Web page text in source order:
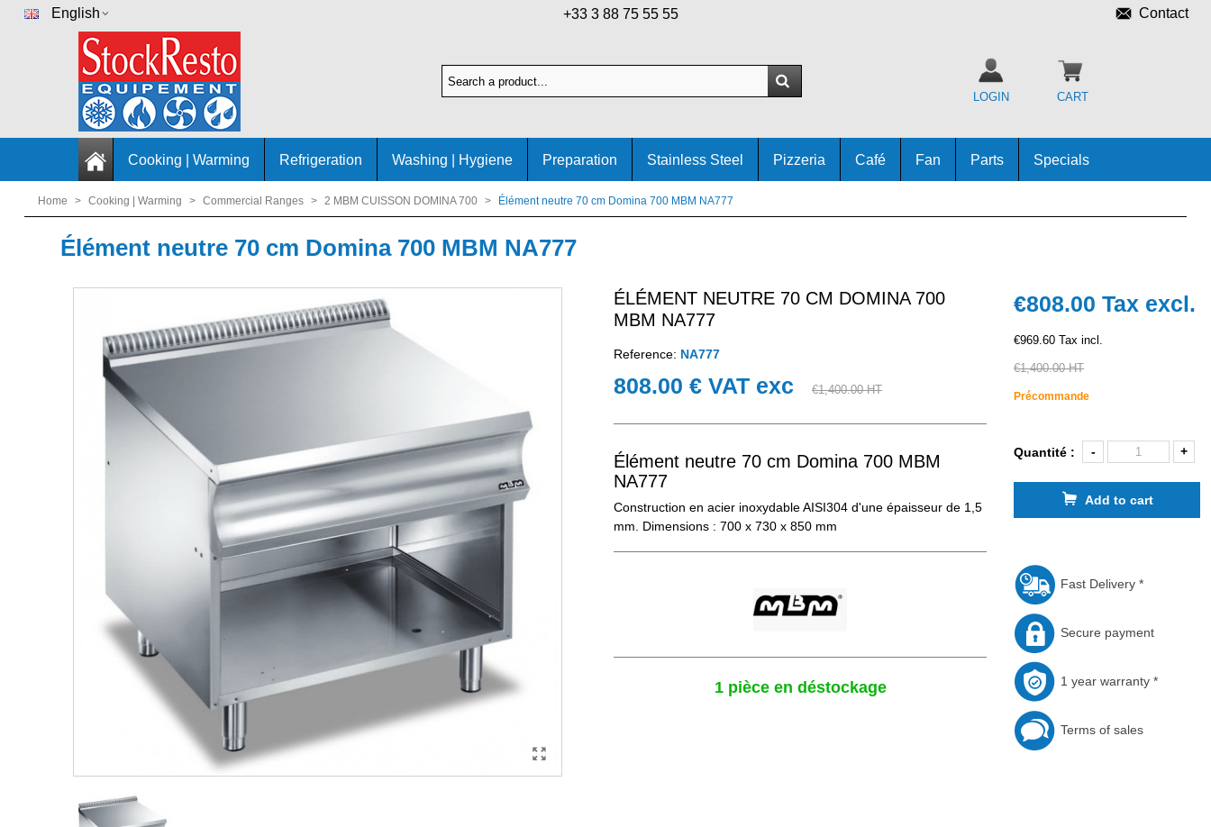
English +33 3 88 75 55 55 Contact
LOGIN CART
Cooking | Warming Refrigeration Washing | Hygiene Preparation Stainless Steel Pizzeria Café Fan Parts Specials
Home > Cooking | Warming > Commercial Ranges > 2 MBM CUISSON DOMINA 700 > Élément neutre 70 cm Domina 700 MBM NA777
Élément neutre 70 cm Domina 700 MBM NA777
ÉLÉMENT NEUTRE 70 CM DOMINA 700
MBM NA777
Reference: NA777
808.00 € VAT exc €1,400.00 HT
Élément neutre 70 cm Domina 700 MBM
NA777
Construction en acier inoxydable AISI304 d'une épaisseur de 1,5
mm. Dimensions : 700 x 730 x 850 mm
1 pièce en déstockage
€808.00Tax excl.
€969.60 Tax incl.
€1,400.00 HT
Précommande
Quantité : - +
Add to cart
Fast Delivery *
Secure payment
1 year warranty *
Terms of sales